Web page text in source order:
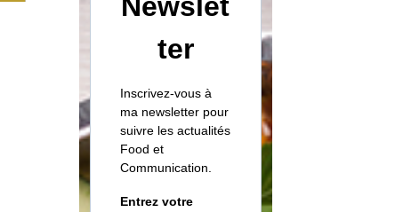
Newslet
ter
Inscrivez-vous à
ma newsletter pour
suivre les actualités
Food et
Communication.
Entrez votre